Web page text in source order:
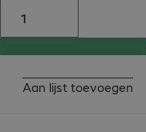
Aan lijst toevoegen